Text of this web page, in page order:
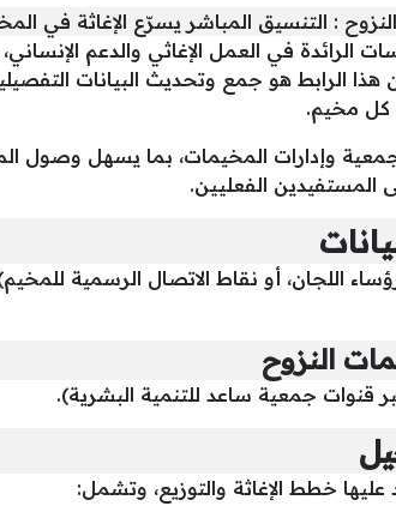
: التنسيق المباشر يسرّع الإغاثة في
الرائدة في العمل الإغاثي والدعم
هذا الرابط هو جمع وتحديث البيانات
كل مخيم.
وإدارات المخيمات، بما يسهل وصول
المستفيدين الفعليين.
اللجان، أو نقاط الاتصال الرسمية
النزوح
قنوات جمعية ساعد للتنمية البشرية).
خطط الإغاثة والتوزيع، وتشمل: